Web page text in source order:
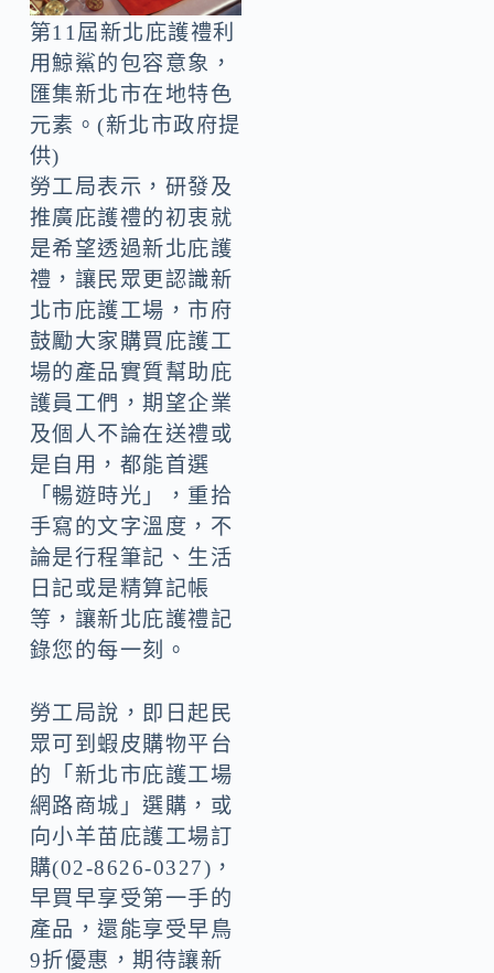
第11屆新北庇護禮利
用鯨鯊的包容意象，
匯集新北市在地特色
元素。(新北市政府提
供)
勞工局表示，研發及
推廣庇護禮的初衷就
是希望透過新北庇護
禮，讓民眾更認識新
北市庇護工場，市府
鼓勵大家購買庇護工
場的產品實質幫助庇
護員工們，期望企業
及個人不論在送禮或
是自用，都能首選
「暢遊時光」，重拾
手寫的文字溫度，不
論是行程筆記、生活
日記或是精算記帳
等，讓新北庇護禮記
錄您的每一刻。
勞工局說，即日起民
眾可到蝦皮購物平台
的「新北市庇護工場
網路商城」選購，或
向小羊苗庇護工場訂
購(02-8626-0327)，
早買早享受第一手的
產品，還能享受早鳥
9折優惠，期待讓新